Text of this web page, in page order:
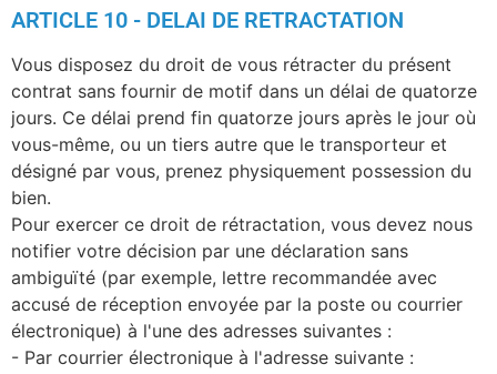
ARTICLE 10 - DELAI DE RETRACTATION
Vous disposez du droit de vous rétracter du présent
contrat sans fournir de motif dans un délai de quatorze
jours. Ce délai prend fin quatorze jours après le jour où
vous-même, ou un tiers autre que le transporteur et
désigné par vous, prenez physiquement possession du
bien.
Pour exercer ce droit de rétractation, vous devez nous
notifier votre décision par une déclaration sans
ambiguïté (par exemple, lettre recommandée avec
accusé de réception envoyée par la poste ou courrier
électronique) à l'une des adresses suivantes :
- Par courrier électronique à l'adresse suivante :